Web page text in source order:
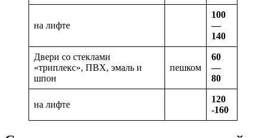
на лифте
100
—
140
Двери со стеклами
«триплекс», ПВХ, эмаль и
шпон
пешком
60
—
80
на лифте
120
-160